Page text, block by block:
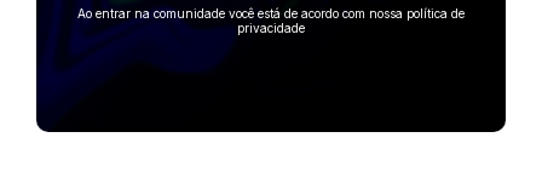
Ao entrar na comunidade você está de acordo com nossa política de
privacidade